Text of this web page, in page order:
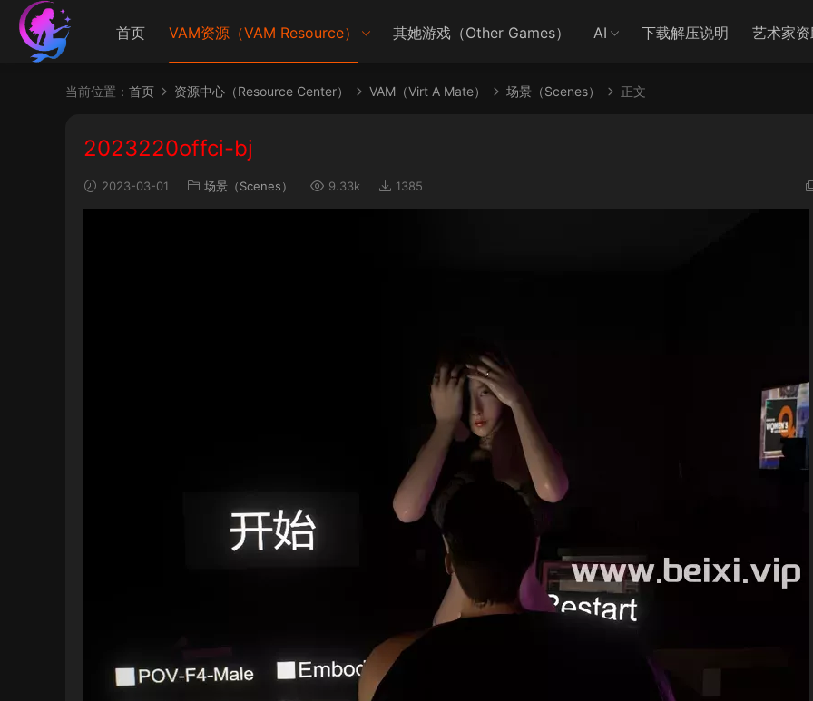
首页 VAM资源（VAM Resource） 其她游戏（Other Games） AI 下载解压说明 艺术家
当前位置： 首页 资源中心（Resource Center） VAM（Virt A Mate） 场景（Scenes） 正文
2023220offci-bj
2023-03-01 场景（Scenes） 9.33k 1385